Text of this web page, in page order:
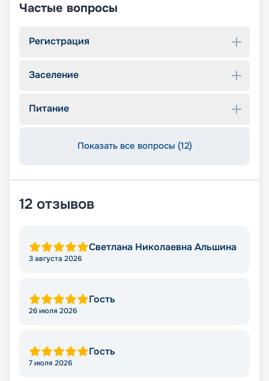
Частые вопросы
Регистрация
Заселение
Питание
Показать все вопросы (12)
12 отзывов
Светлана Николаевна Альшина
3 августа 2026
Гость
26 июля 2026
Гость
7 июля 2026